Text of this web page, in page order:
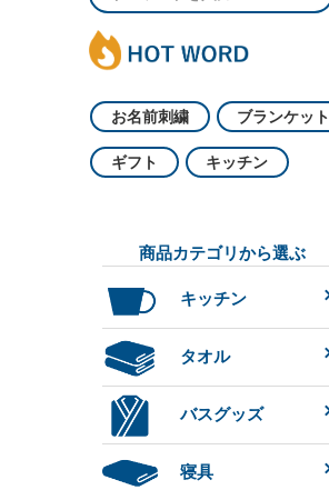
お名前刺繍 ブランケット
ギフト キッチン
商品カテゴリから選ぶ
キッチン
タオル
バスグッズ
寝具